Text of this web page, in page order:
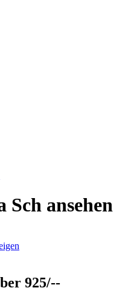
ansehen
925/--